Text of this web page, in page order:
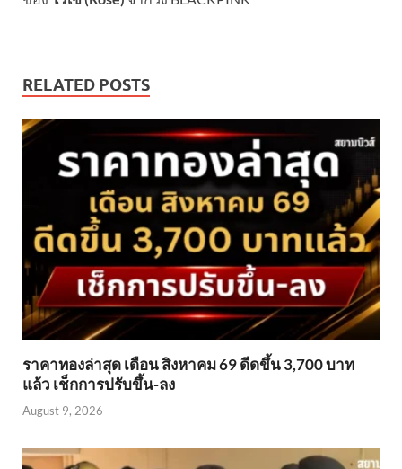
RELATED POSTS
ราคาทองล่าสุด เดือน สิงหาคม 69 ดีดขึ้น 3,700 บาท
แล้ว เช็กการปรับขึ้น-ลง
August 9, 2026